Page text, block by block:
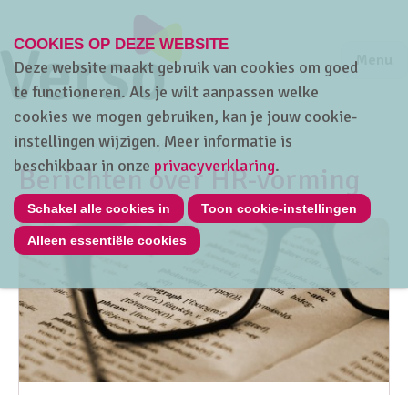
Jump
Menu
Home Thema's HRwijs
Berichten over HR-vorming
COOKIES OP DEZE WEBSITE
Deze website maakt gebruik van cookies om goed
te functioneren. Als je wilt aanpassen welke
cookies we mogen gebruiken, kan je jouw cookie-
instellingen wijzigen. Meer informatie is
beschikbaar in onze privacyverklaring.
Schakel alle cookies in Toon cookie-instellingen
Alleen essentiële cookies